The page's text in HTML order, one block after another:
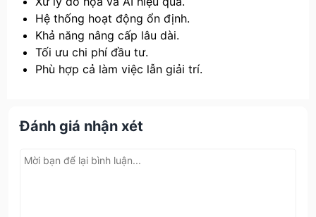
Hệ thống hoạt động ổn định.
Khả năng nâng cấp lâu dài.
Tối ưu chi phí đầu tư.
Phù hợp cả làm việc lẫn giải trí.
Đánh giá nhận xét